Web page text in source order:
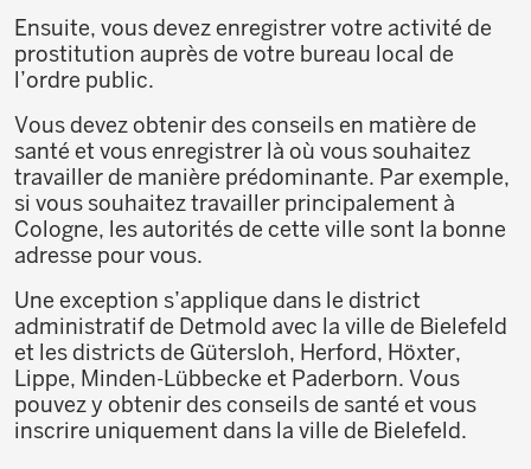
Ensuite, vous devez enregistrer votre activité de
prostitution auprès de votre bureau local de
l’ordre public.
Vous devez obtenir des conseils en matière de
santé et vous enregistrer là où vous souhaitez
travailler de manière prédominante. Par exemple,
si vous souhaitez travailler principalement à
Cologne, les autorités de cette ville sont la bonne
adresse pour vous.
Une exception s’applique dans le district
administratif de Detmold avec la ville de Bielefeld
et les districts de Gütersloh, Herford, Höxter,
Lippe, Minden-Lübbecke et Paderborn. Vous
pouvez y obtenir des conseils de santé et vous
inscrire uniquement dans la ville de Bielefeld.